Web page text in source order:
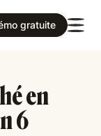
gratuite
en
6